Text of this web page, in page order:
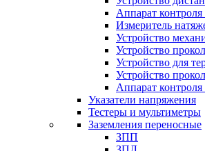
Аппарат
Измеритель
Устройство
Устройство
Устройство для
Устройство
Аппарат
Указатели напряжения
Тестеры и мультиметры
Заземления переносные
ЗПП